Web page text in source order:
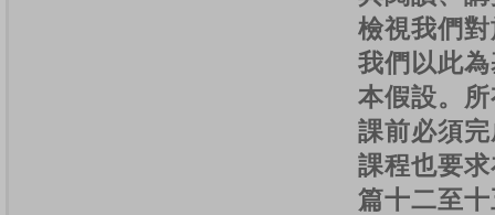
檢視我們
我們以此
本假設。
課前必須
課程也要
篇十二至